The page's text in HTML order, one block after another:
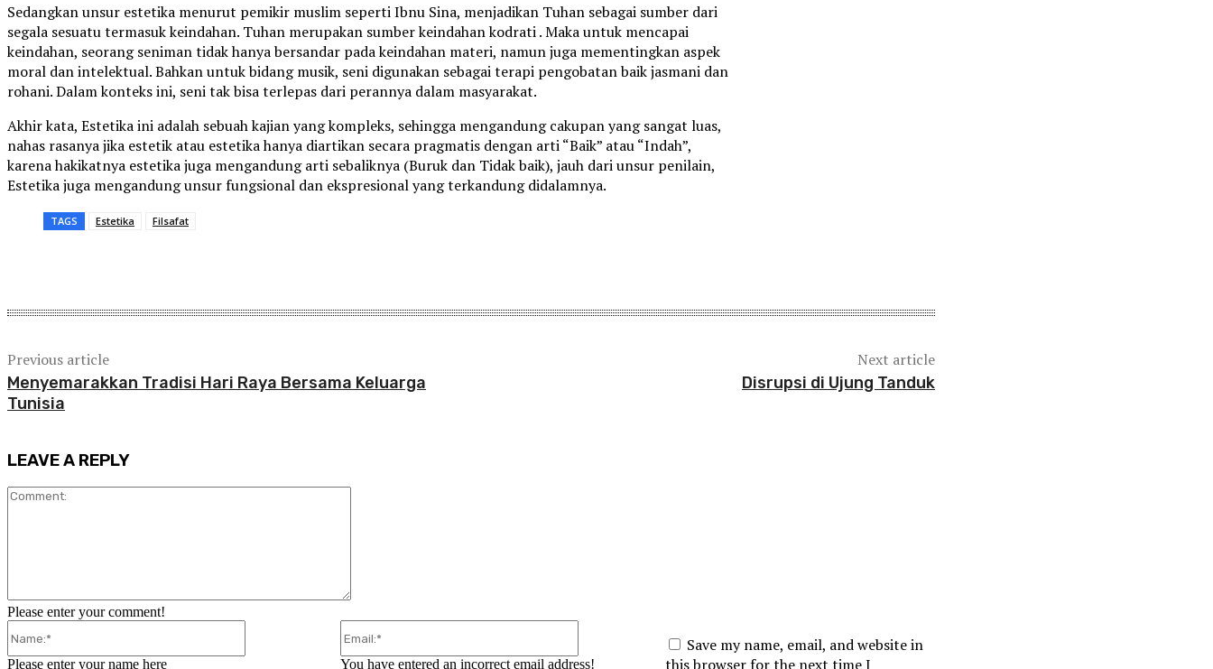
Sedangkan unsur estetika menurut pemikir muslim seperti Ibnu Sina, menjadikan Tuhan sebagai sumber dari
segala sesuatu termasuk keindahan. Tuhan merupakan sumber keindahan kodrati . Maka untuk mencapai
keindahan, seorang seniman tidak hanya bersandar pada keindahan materi, namun juga mementingkan aspek
moral dan intelektual. Bahkan untuk bidang musik, seni digunakan sebagai terapi pengobatan baik jasmani dan
rohani. Dalam konteks ini, seni tak bisa terlepas dari perannya dalam masyarakat.
Akhir kata, Estetika ini adalah sebuah kajian yang kompleks, sehingga mengandung cakupan yang sangat luas,
nahas rasanya jika estetik atau estetika hanya diartikan secara pragmatis dengan arti “Baik” atau “Indah”,
karena hakikatnya estetika juga mengandung arti sebaliknya (Buruk dan Tidak baik), jauh dari unsur penilain,
Estetika juga mengandung unsur fungsional dan ekspresional yang terkandung didalamnya.
TAGS Estetika Filsafat
Previous article
Menyemarakkan Tradisi Hari Raya Bersama Keluarga
Tunisia
Next article
Disrupsi di Ujung Tanduk
LEAVE A REPLY
Please enter your comment!
Please enter your name here You have entered an incorrect email address!
Save my name, email, and website in
this browser for the next time I